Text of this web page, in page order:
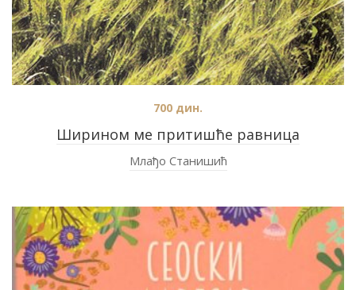
Ширином ме притишће равница
700 дин.
Млађо Станишић